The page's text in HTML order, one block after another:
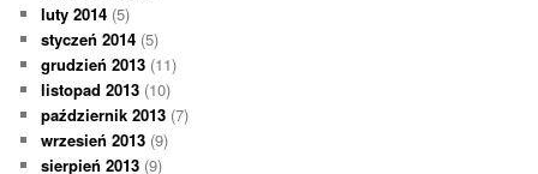
luty 2014 (5)
styczeń 2014 (5)
grudzień 2013 (11)
listopad 2013 (10)
październik 2013 (7)
wrzesień 2013 (9)
sierpień 2013 (9)